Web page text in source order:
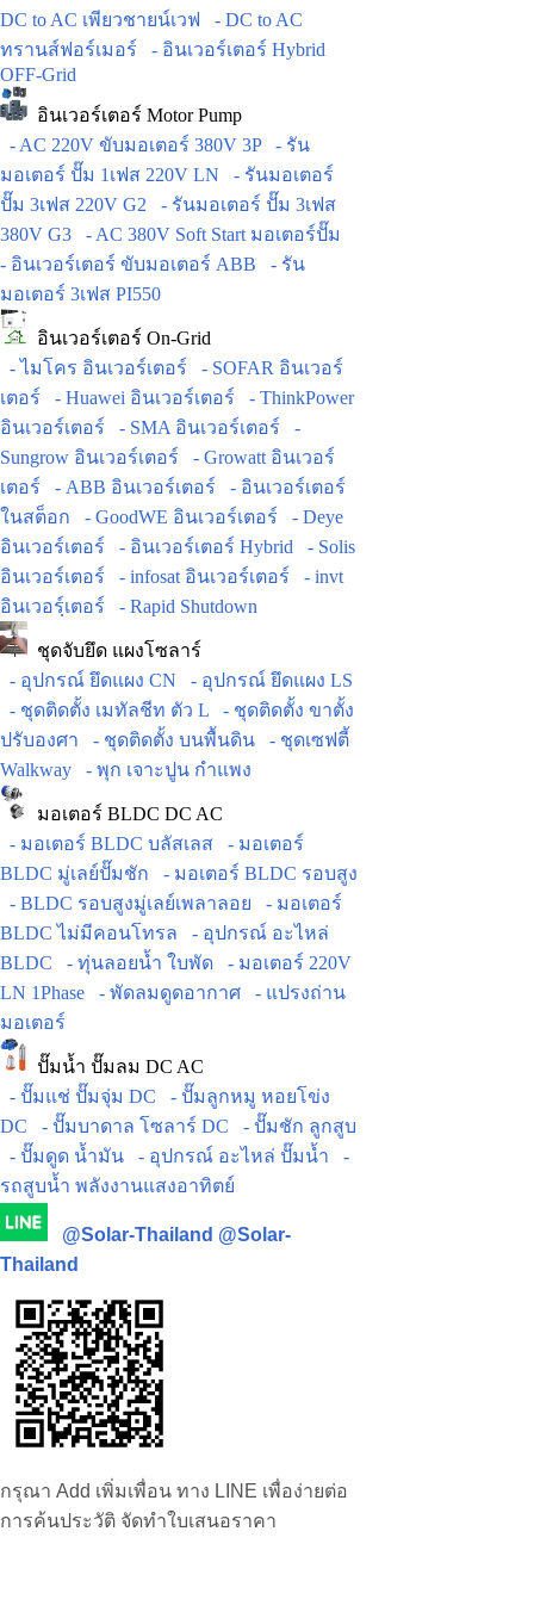
DC to AC เพียวชายน์เวฟ
- DC to AC
ทรานส์ฟอร์เมอร์
- อินเวอร์เตอร์ Hybrid
OFF-Grid
อินเวอร์เตอร์ Motor Pump
- AC 220V ขับมอเตอร์ 380V 3P
- รัน
มอเตอร์ ปั๊ม 1เฟส 220V LN
- รันมอเตอร์
ปั๊ม 3เฟส 220V G2
- รันมอเตอร์ ปั๊ม 3เฟส
380V G3
- AC 380V Soft Start มอเตอร์ปั๊ม
- อินเวอร์เตอร์ ขับมอเตอร์ ABB
- รัน
มอเตอร์ 3เฟส PI550
อินเวอร์เตอร์ On-Grid
- ไมโคร อินเวอร์เตอร์
- SOFAR อินเวอร์
เตอร์
- Huawei อินเวอร์เตอร์
- ThinkPower
อินเวอร์เตอร์
- SMA อินเวอร์เตอร์
-
Sungrow อินเวอร์เตอร์
- Growatt อินเวอร์
เตอร์
- ABB อินเวอร์เตอร์
- อินเวอร์เตอร์
ในสต็อก
- GoodWE อินเวอร์เตอร์
- Deye
อินเวอร์เตอร์
- อินเวอร์เตอร์ Hybrid
- Solis
อินเวอร์เตอร์
- infosat อินเวอร์เตอร์
- invt
อินเวอร์ฺเตอร์
- Rapid Shutdown
ชุดจับยึด แผงโซลาร์
- อุปกรณ์ ยึดแผง CN
- อุปกรณ์ ยึดแผง LS
- ชุดติดตั้ง เมทัลชีท ตัว L
- ชุดติดตั้ง ขาตั้ง
ปรับองศา
- ชุดติดตั้ง บนพื้นดิน
- ชุดเซฟตี้
Walkway
- พุก เจาะปูน กำแพง
มอเตอร์ BLDC DC AC
- มอเตอร์ BLDC บลัสเลส
- มอเตอร์
BLDC มู่เลย์ปั๊มชัก
- มอเตอร์ BLDC รอบสูง
- BLDC รอบสูงมู่เลย์เพลาลอย
- มอเตอร์
BLDC ไม่มีคอนโทรล
- อุปกรณ์ อะไหล่
BLDC
- ทุ่นลอยน้ำ ใบพัด
- มอเตอร์ 220V
LN 1Phase
- พัดลมดูดอากาศ
- แปรงถ่าน
มอเตอร์
ปั๊มน้ำ ปั๊มลม DC AC
- ปั๊มแช่ ปั๊มจุ่ม DC
- ปั๊มลูกหมู หอยโข่ง
DC
- ปั๊มบาดาล โซลาร์ DC
- ปั๊มชัก ลูกสูบ
- ปั๊มดูด น้ำมัน
- อุปกรณ์ อะไหล่ ปั๊มน้ำ
-
รถสูบน้ำ พลังงานแสงอาทิตย์
@Solar-Thailand @Solar-
Thailand
กรุณา Add เพิ่มเพื่อน ทาง LINE เพื่อง่ายต่อ
การค้นประวัติ จัดทำใบเสนอราคา